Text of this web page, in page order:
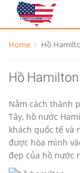
Home Hồ
Hồ
Nằm cách thành
Tây, hồ nước
khách quốc tế và
được hòa mình
đẹp của hồ nước